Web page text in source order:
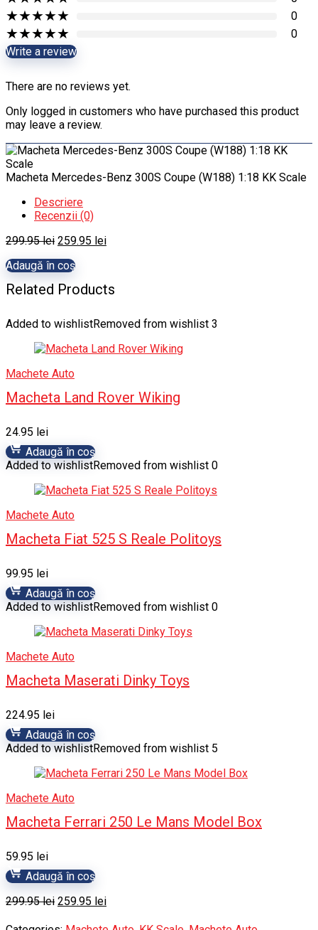
★★★★★ 0
★★★★★
0
Write a review
There are no reviews yet.
Only logged in customers who have purchased this product
may leave a review.
Macheta Mercedes-Benz 300S Coupe (W188) 1:18 KK Scale
Descriere
Recenzii (0)
299.95lei Prețul
a
299.95 lei.
259.95 leiPrețul
Adaugă în coș
Related Products
Added to wishlistRemoved from wishlist 3
Machete Auto
Macheta Land Rover Wiking
24.95 lei
Adaugă în coș
Added to wishlistRemoved from wishlist 0
Machete Auto
Macheta Fiat 525 S Reale Politoys
99.95 lei
Adaugă în coș
Added to wishlistRemoved from wishlist 0
Machete Auto
Macheta Maserati Dinky Toys
224.95 lei
Adaugă în coș
Added to wishlistRemoved from wishlist 5
Machete Auto
Macheta Ferrari 250 Le Mans Model Box
59.95 lei
Adaugă în coș
299.95lei Prețul
259.95 leiPrețul